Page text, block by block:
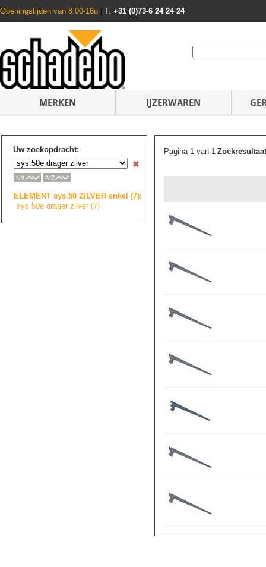
Openingstijden van 8.00-16u T: +31 (0)73-6 24 24 24
MERKEN IJZERWAREN
Uw zoekopdracht:
ELEMENT sys.50 ZILVER enkel (7):
sys.50e drager zilver (7)
Pagina 1 van 1Zoekresultaat